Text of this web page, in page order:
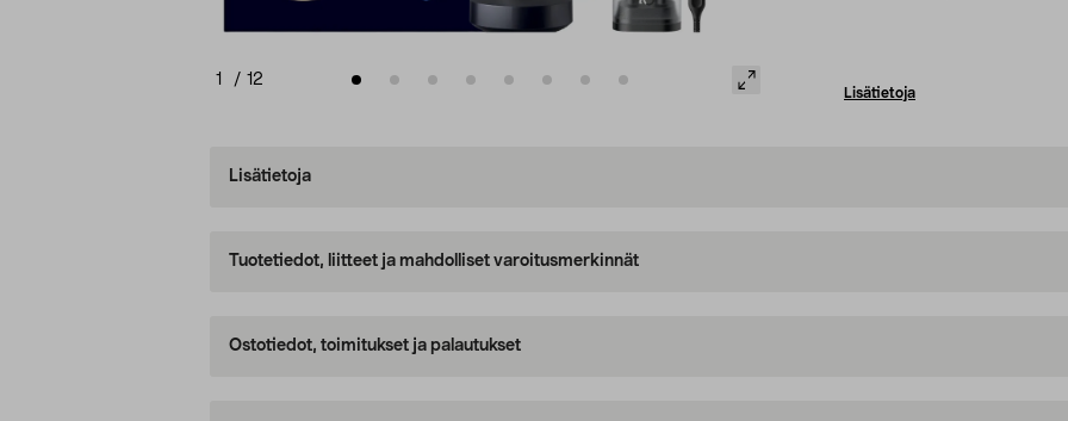
1 / 12
Lisätietoja
Lisätietoja
Tuotetiedot, liitteet ja mahdolliset varoitusmerkinnät
Ostotiedot, toimitukset ja palautukset